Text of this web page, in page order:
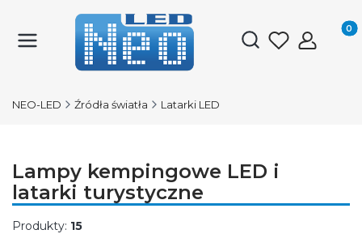
Otwórz
NEO-LED Źródła światła Latarki LED
Lampy kempingowe LED i
latarki turystyczne
Produkty: 15